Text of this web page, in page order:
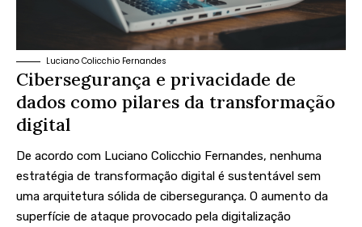
Luciano Colicchio Fernandes
Cibersegurança e privacidade de
dados como pilares da transformação
digital
De acordo com Luciano Colicchio Fernandes, nenhuma
estratégia de transformação digital é sustentável sem
uma arquitetura sólida de cibersegurança. O aumento da
superfície de ataque provocado pela digitalização